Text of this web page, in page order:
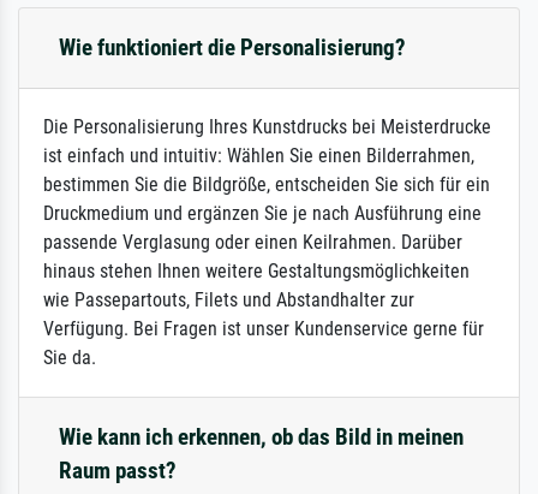
Wie funktioniert die Personalisierung?
Die Personalisierung Ihres Kunstdrucks bei Meisterdrucke
ist einfach und intuitiv: Wählen Sie einen Bilderrahmen,
bestimmen Sie die Bildgröße, entscheiden Sie sich für ein
Druckmedium und ergänzen Sie je nach Ausführung eine
passende Verglasung oder einen Keilrahmen. Darüber
hinaus stehen Ihnen weitere Gestaltungsmöglichkeiten
wie Passepartouts, Filets und Abstandhalter zur
Verfügung. Bei Fragen ist unser Kundenservice gerne für
Sie da.
Wie kann ich erkennen, ob das Bild in meinen
Raum passt?